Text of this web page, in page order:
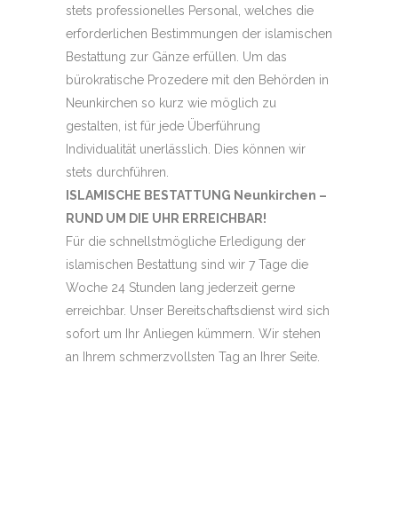
stets professionelles Personal, welches die
erforderlichen Bestimmungen der islamischen
Bestattung zur Gänze erfüllen. Um das
bürokratische Prozedere mit den Behörden in
Neunkirchen so kurz wie möglich zu
gestalten, ist für jede Überführung
Individualität unerlässlich. Dies können wir
stets durchführen.
ISLAMISCHE BESTATTUNG Neunkirchen –
RUND UM DIE UHR ERREICHBAR!
Für die schnellstmögliche Erledigung der
islamischen Bestattung sind wir 7 Tage die
Woche 24 Stunden lang jederzeit gerne
erreichbar. Unser Bereitschaftsdienst wird sich
sofort um Ihr Anliegen kümmern. Wir stehen
an Ihrem schmerzvollsten Tag an Ihrer Seite.